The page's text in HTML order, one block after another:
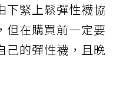
下緊上鬆彈性襪協
但在購買前一定要
己的彈性襪，且晚